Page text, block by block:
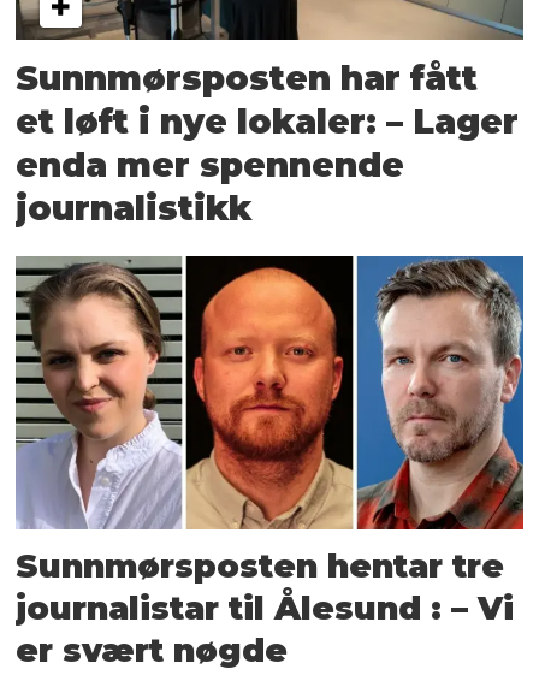
Sunnmørsposten har fått
et løft i nye lokaler: – Lager
enda mer spennende
journalistikk
Sunnmørsposten hentar tre
journalistar til Ålesund : – Vi
er svært nøgde